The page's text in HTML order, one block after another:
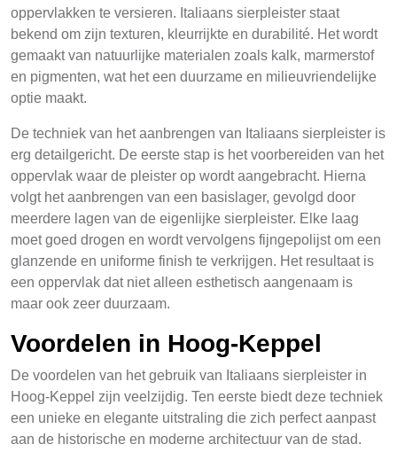
oppervlakken te versieren. Italiaans sierpleister staat
bekend om zijn texturen, kleurrijkte en durabilité. Het wordt
gemaakt van natuurlijke materialen zoals kalk, marmerstof
en pigmenten, wat het een duurzame en milieuvriendelijke
optie maakt.
De techniek van het aanbrengen van Italiaans sierpleister is
erg detailgericht. De eerste stap is het voorbereiden van het
oppervlak waar de pleister op wordt aangebracht. Hierna
volgt het aanbrengen van een basislager, gevolgd door
meerdere lagen van de eigenlijke sierpleister. Elke laag
moet goed drogen en wordt vervolgens fijngepolijst om een
glanzende en uniforme finish te verkrijgen. Het resultaat is
een oppervlak dat niet alleen esthetisch aangenaam is
maar ook zeer duurzaam.
Voordelen in Hoog-Keppel
De voordelen van het gebruik van Italiaans sierpleister in
Hoog-Keppel zijn veelzijdig. Ten eerste biedt deze techniek
een unieke en elegante uitstraling die zich perfect aanpast
aan de historische en moderne architectuur van de stad.